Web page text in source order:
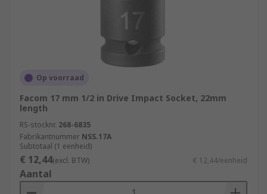
Op voorraad
Facom 17 mm 1/2 in Drive Impact Socket, 22mm
length
RS-stocknr. 268-6835
Fabrikantnummer NSS.17A
Subtotaal (1 eenheid)
€ 12,44(excl. BTW) € 12,44/eenheid
Aantal